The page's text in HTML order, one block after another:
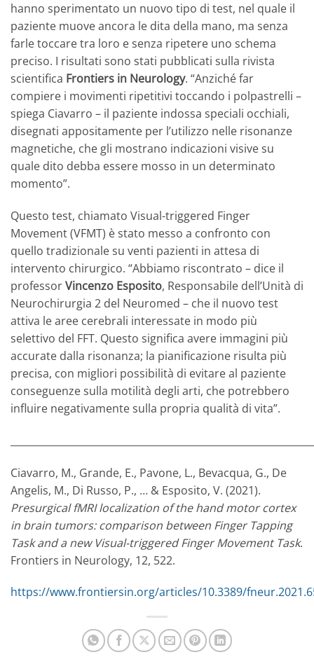
hanno sperimentato un nuovo tipo di test, nel quale il
paziente muove ancora le dita della mano, ma senza
farle toccare tra loro e senza ripetere uno schema
preciso. I risultati sono stati pubblicati sulla rivista
scientifica Frontiers in Neurology. “Anziché far
compiere i movimenti ripetitivi toccando i polpastrelli –
spiega Ciavarro – il paziente indossa speciali occhiali,
disegnati appositamente per l’utilizzo nelle risonanze
magnetiche, che gli mostrano indicazioni visive su
quale dito debba essere mosso in un determinato
momento”.
Questo test, chiamato Visual-triggered Finger
Movement (VFMT) è stato messo a confronto con
quello tradizionale su venti pazienti in attesa di
intervento chirurgico. “Abbiamo riscontrato – dice il
professorVincenzo Esposito, Responsabile dell’Unità di
Neurochirurgia 2 del Neuromed – che il nuovo test
attiva le aree cerebrali interessate in modo più
selettivo del FFT. Questo significa avere immagini più
accurate dalla risonanza; la pianificazione risulta più
precisa, con migliori possibilità di evitare al paziente
conseguenze sulla motilità degli arti, che potrebbero
influire negativamente sulla propria qualità di vita”.
Ciavarro, M., Grande, E., Pavone, L., Bevacqua, G., De
Angelis, M., Di Russo, P., … & Esposito, V. (2021).
Presurgical fMRI localization of the hand motor cortex
in brain tumors: comparison between Finger Tapping
Task and a new Visual-triggered Finger Movement Task.
Frontiers in Neurology, 12, 522.
https://www.frontiersin.org/articles/10.3389/